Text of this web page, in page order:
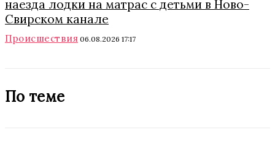
наезда лодки на матрас с детьми в Ново-
Свирском канале
Происшествия 06.08.2026 17:17
По теме